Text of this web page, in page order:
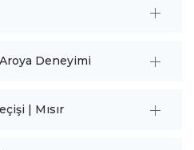
Deneyimi
| Mısır